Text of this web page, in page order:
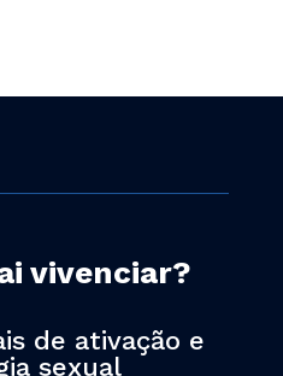
vivenciar?
de ativação e
sexual